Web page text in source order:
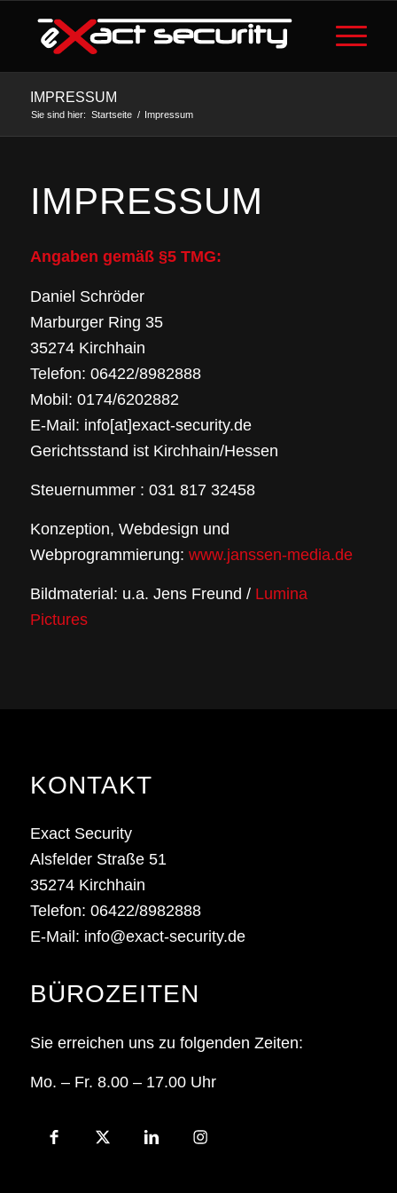
IMPRESSUM
Sie sind hier: Startseite / Impressum
IMPRESSUM
Angaben gemäß §5 TMG:
Daniel Schröder
Marburger Ring 35
35274 Kirchhain
Telefon: 06422/8982888
Mobil: 0174/6202882
E-Mail: info[at]exact-security.de
Gerichtsstand ist Kirchhain/Hessen
Steuernummer : 031 817 32458
Konzeption, Webdesign und
Webprogrammierung: www.janssen-media.de
Bildmaterial: u.a. Jens Freund / Lumina
Pictures
KONTAKT
Exact Security
Alsfelder Straße 51
35274 Kirchhain
Telefon: 06422/8982888
E-Mail: info@exact-security.de
BÜROZEITEN
Sie erreichen uns zu folgenden Zeiten:
Mo. – Fr. 8.00 – 17.00 Uhr